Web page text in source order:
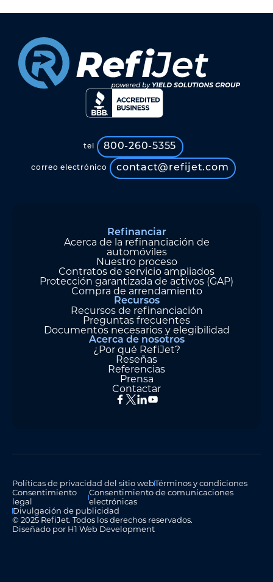
tel 800-260-5355
correo electrónico contact@refijet.com
Refinanciar
Acerca de la refinanciación de
automóviles
Nuestro proceso
Contratos de servicio ampliados
Protección garantizada de activos (GAP)
Compra de arrendamiento
Recursos
Recursos de refinanciación
Preguntas frecuentes
Documentos necesarios y elegibilidad
Acerca de nosotros
¿Por qué RefiJet?
Reseñas
Referencias
Prensa
Contactar
© 2025 RefiJet. Todos los derechos reservados.
Diseñado por H1 Web Development
Políticas de privacidad del sitio webTérminos y condiciones
Consentimiento
legal
Consentimiento de comunicaciones
electrónicas
Divulgación de publicidad